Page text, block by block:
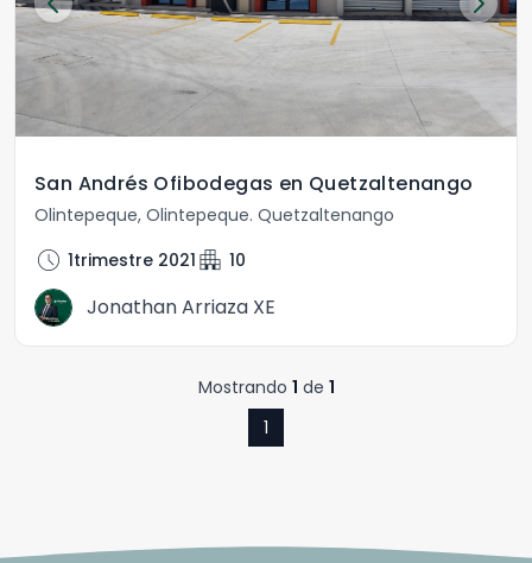
San Andrés Ofibodegas en Quetzaltenango
Olintepeque, Olintepeque. Quetzaltenango
schedule 1trimestre 2021 apartment 10
Jonathan Arriaza XE
Mostrando 1 de 1
1